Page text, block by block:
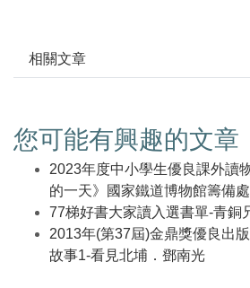
相關文章
您可能有興趣的文章
2023年度中小學生優良課外讀
的一天》國家鐵道博物館籌備處
77梯好書大家讀入選書單-青銅
2013年(第37屆)金鼎獎優良出
故事1-看見北埔．鄧南光